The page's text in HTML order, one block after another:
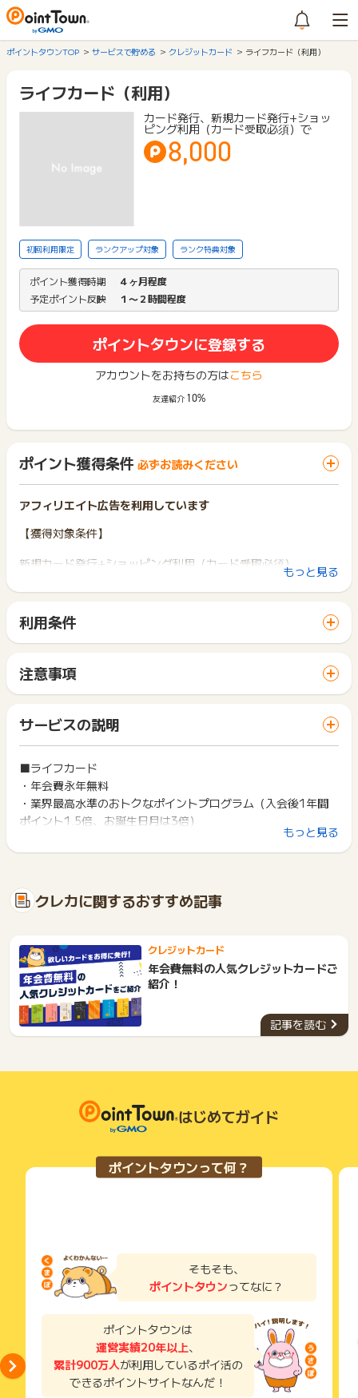
ポイントタウンTOP サービスで貯める クレジットカード ライフカード（利用）
ライフカード（利用）
カード発行、新規カード発行+ショッ
ピング利用（カード受取必須）で
8,000
初回利用限定 ランクアップ対象 ランク特典対象
ポイント獲得時期
４ヶ月程度
予定ポイント反映
１〜２時間程度
ポイントタウンに登録する
アカウントをお持ちの方はこちら
友達紹介 10%
ポイント獲得条件 必ずお読みください
アフィリエイト広告を利用しています
【獲得対象条件】
新規カード発行+ショッピング利用（カード受取必須）
※初めて「ライフカード」へ申込む方が、カード発券月（審査完
了メールの送信月）の翌月末までに合計5,500円(税込)以上の
※カード発行の際の限度額30,001円以上の場合のみ、対象です
※対象カード：ライフカード
【獲得対象外条件】
※限度額が30,000円以下の場合
※虚偽・架空・不正・キャンセル・データ重複・対象カード以外
の発行・カード切替え
※申込に不備がある、いたずら申込等でカード発券にいたらない
場合
※同一人物の二回目以降の発券
※発券月の翌月末までに合計5,500円(税込)以上の利用がされな
い場合
※カード受取確認がとれない場合・カード申込から120日以内に
※既に、他ライフカードをお持ちの方は対象外となります。
▼提携カード一覧
https://www.lifecard.co.jp/card/credit/partnership/
※同一IPからの2回目以降のお申込み
※その他お申込内容に不備がある場合
【お問い合わせ必要情報】
★申込番号
・お問い合わせ内容
・注文完了メール
※ポイントに関するお問い合わせは、ポイントタウンのサポート
までお問い合わせください。ポイントについて、広告主に直接
お問い合わせをした場合、ポイント獲得対象外となる場合がご
もっと見る
利用条件
サイトに移動してからお申し込みやお買い物が完了するまでの
間に、同じブラウザ（※）で他のサイトに移動した場合はポイン
ト獲得ができません。
ス・お買い物利用時で、デバイス・ブラウザが異なる場合はポ
イント獲得ができません。
2回以上同じお買い物・サービスをご利用される場合は、毎回
ポイントタウンに戻り、「 カード発行でポイントGET 」ボタ
ンを押してからご利用ください。
下記の事項に該当する場合、広告主側で対象外とみなし、「獲
・他のポイントサイトや比較サイト、検索サイトなどを経由し
て一度でも同サービス・お買い物を利用されたことがある場合
サービス・お買い物利用時にお電話など2つ以上の申し込み方
法がある場合、必ずサイト上のWEBフォームからお申し込みく
ださい。
各サービス・お買い物に掲載されている獲得条件を必ずよくお
読みください。
了などのメールは、ポイント獲得するまで必ず保管してくださ
獲得待ち・獲得失敗の状態でお問い合わせされる際に、該当の
メールを送っていただく場合がございます。
そのため、紛失・破棄された場合は対応いたしかねますので、
(※) SafariやChromeなどwebサイトを表示するアプリのこと
注意事項
非承認理由のお問い合わせは、判定日から2カ月以内にポイン
トタウンサポートヘお問い合わせください。
ポイントの獲得の対象となるのは、税抜き・送料抜き価格とな
ります。
一部のサービスにつきましては、1商品につき10円単位の金額
は切り捨てとなります。
ポイント獲得が1ポイント未満のものは切り捨てとなり、ポイ
原則として広告主側のポイント等を利用して支払われた金額分
広告主が運営しているサービスの都合もしくは会員様の都合で
商品の交換や一部でもキャンセルされた場合、ポイントが無効
各サービス・お買い物の獲得ポイントや獲得条件、キャンペー
ン期間が予告なしに変更される場合がございますが、ご利用さ
れた時点の条件が適用されます。
条件を達成しているかどうかは各広告主ではなく、代理店が行
っているため、広告主はポイントに関する詳細を把握しており
ません。
そのため、ポイントタウンのポイントに関するお問い合わせを
得できませんので、ご注意くださいませ。
サービスの説明
■ライフカード
・年会費永年無料
・業界最高水準のおトクなポイントプログラム（入会後1年間
ポイント1.5倍、お誕生日月は3倍）
もっと見る
クレカに関するおすすめ記事
クレジットカード
年会費無料の人気クレジットカードご
紹介！
記事を読む
はじめてガイド
ポイントタウンって何？
そもそも、
ポイントタウンってなに？
ポイントタウンは
運営実績20年以上、
累計900万人が利用しているポイ活の
できるポイントサイトなんだ！